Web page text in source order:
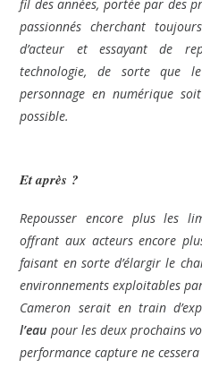
fil des années, portée par des
passionnés cherchant
d’acteur et essayant de
technologie, de sorte que
personnage en numérique
possible.
Et après ?
Repousser encore plus les
offrant aux acteurs encore
faisant en sorte d’élargir le
environnements exploitables
Cameron serait en train
l’eau pour les deux prochains
performance capture ne